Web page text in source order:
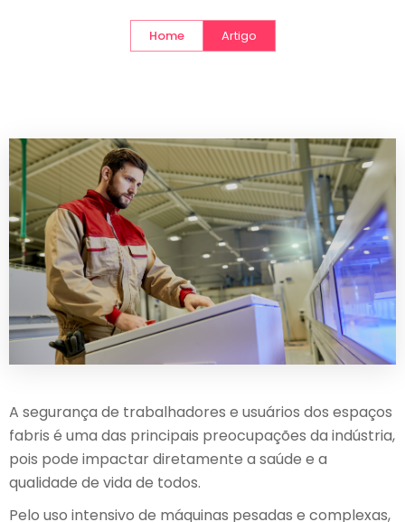
Home Artigo
A segurança de trabalhadores e usuários dos espaços
fabris é uma das principais preocupações da indústria,
pois pode impactar diretamente a saúde e a
qualidade de vida de todos.
Pelo uso intensivo de máquinas pesadas e complexas,